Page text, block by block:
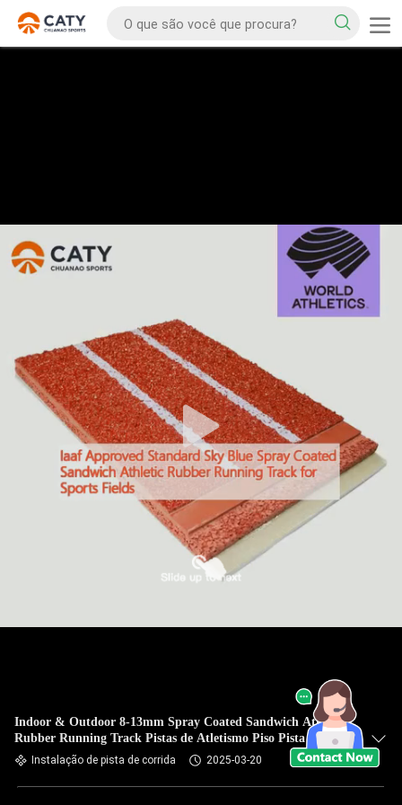
Indoor & Outdoor 8-13mm Spray Coated Sandwich Athletic
Rubber Running Track Pistas de Atletismo Piso Pista de
Jogging
Instalação de pista de corrida 2025-03-20